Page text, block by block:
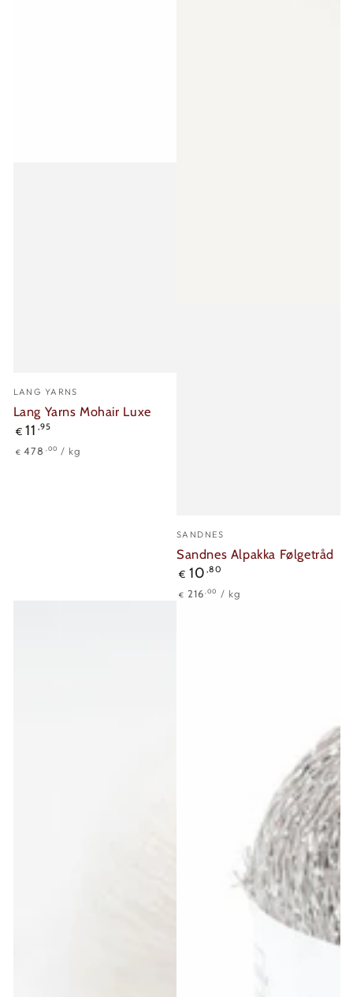
Verkäufer/in:
LANG YARNS
Lang Yarns Mohair Luxe
Regulärer
Preis
€ 11 ,95
Stückpreis
€ 478 ,00 / pro
kg
Verkäufer/in:
SANDNES
Sandnes Alpakka Følgetråd
Regulärer
Preis
€ 10 ,80
Stückpreis
€ 216 ,00 / pro
kg